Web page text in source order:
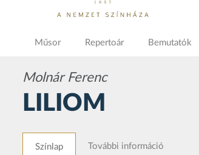
Műsor Repertoár Bemutatók
Molnár Ferenc
LILIOM
Színlap További információ